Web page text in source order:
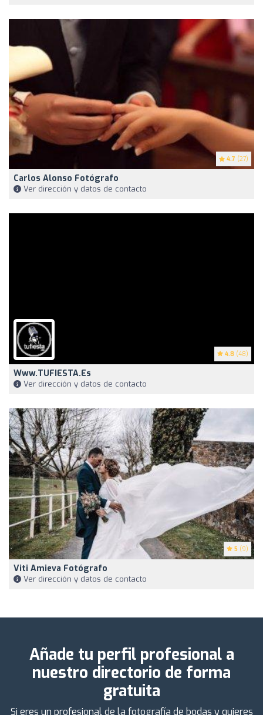
4.7 (27)
Carlos Alonso Fotógrafo
Ver dirección y datos de contacto
4.8 (48)
Www.TUFIESTA.es
Ver dirección y datos de contacto
5 (9)
Viti Amieva Fotógrafo
Ver dirección y datos de contacto
Añade tu perfil profesional a
nuestro directorio de forma
gratuita
Si eres un profesional de la fotografía de bodas y quieres